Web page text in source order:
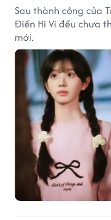
Sau thành công của
Điền Hi Vi đều chưa
mới.